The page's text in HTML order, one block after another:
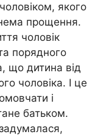
якого
прощення.
чоловік
порядного
що дитина від
чоловіка. І це
і
батьком.